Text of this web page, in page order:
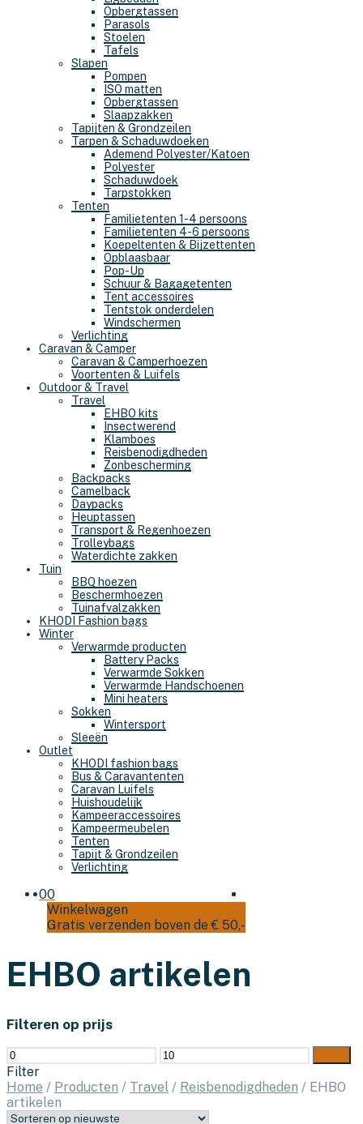
Opbergtassen
Parasols
Stoelen
Tafels
Slapen
Pompen
ISO matten
Opbergtassen
Slaapzakken
Tapijten & Grondzeilen
Tarpen & Schaduwdoeken
Ademend Polyester/Katoen
Polyester
Schaduwdoek
Tarpstokken
Tenten
Familietenten 1-4 persoons
Familietenten 4-6 persoons
Koepeltenten & Bijzettenten
Opblaasbaar
Pop-Up
Schuur & Bagagetenten
Tent accessoires
Tentstok onderdelen
Windschermen
Verlichting
Caravan & Camper
Caravan & Camperhoezen
Voortenten & Luifels
Outdoor & Travel
Travel
EHBO kits
Insectwerend
Klamboes
Reisbenodigdheden
Zonbescherming
Backpacks
Camelback
Daypacks
Heuptassen
Transport & Regenhoezen
Trolleybags
Waterdichte zakken
Tuin
BBQ hoezen
Beschermhoezen
Tuinafvalzakken
KHODI Fashion bags
Winter
Verwarmde producten
Battery Packs
Verwarmde Sokken
Verwarmde Handschoenen
Mini heaters
Sokken
Wintersport
Sleeën
Outlet
KHODI fashion bags
Bus & Caravantenten
Caravan Luifels
Huishoudelijk
Kampeeraccessoires
Kampeermeubelen
Tenten
Tapijt & Grondzeilen
Verlichting
00
Winkelwagen
Gratis verzenden boven de € 50,-
EHBO artikelen
Filteren op prijs
Min.
prijs
Max.
prijs
Filter
Home / Producten / Travel / Reisbenodigdheden / EHBO
artikelen